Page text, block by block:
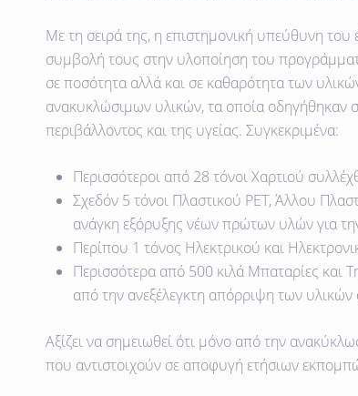
Με τη σειρά της, η επιστημονική υπεύθυνη του
συμβολή τους στην υλοποίηση του
σε ποσότητα αλλά και σε καθαρότητα των
ανακυκλώσιμων υλικών, τα οποία οδηγήθηκαν
περιβάλλοντος και της υγείας. Συγκεκριμένα:
Περισσότεροι από 28 τόνοι Χαρτιού
Σχεδόν 5 τόνοι Πλαστικού ΡΕΤ, Άλλου
ανάγκη εξόρυξης νέων πρώτων υλών για
Περίπου 1 τόνος Ηλεκτρικού και
Περισσότερα από 500 κιλά Μπαταρίες και
από την ανεξέλεγκτη απόρριψη των
Αξίζει να σημειωθεί ότι μόνο από την
που αντιστοιχούν σε αποφυγή ετήσιων